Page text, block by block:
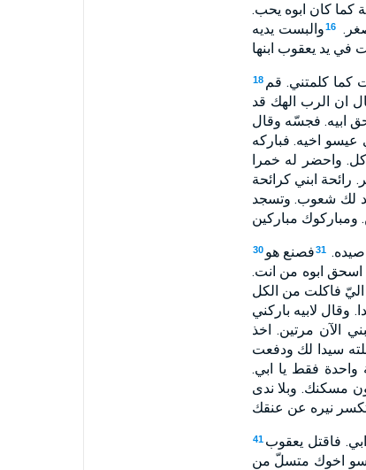
كان ابوه يحب.
16والبست يديه
في يد يعقوب ابنها
18 كما كلمتني. قم
ان الرب الهك قد
ابيه. فجسّه وقال
واحضر له خمرا
رائحة ابني كرائحة
لك شعوب. وتسجد
ومباركوك مباركين
30 31فصنع هو
اسحق ابوه من انت.
اليّ فاكلت من الكل
لابيه باركني
الآن مرتين. اخذ
سيدا لك ودفعت
واحدة فقط يا ابي.
مسكنك. وبلا ندى
نيره عن عنقك
41 فاقتل يعقوب
اخوك متسلّ من